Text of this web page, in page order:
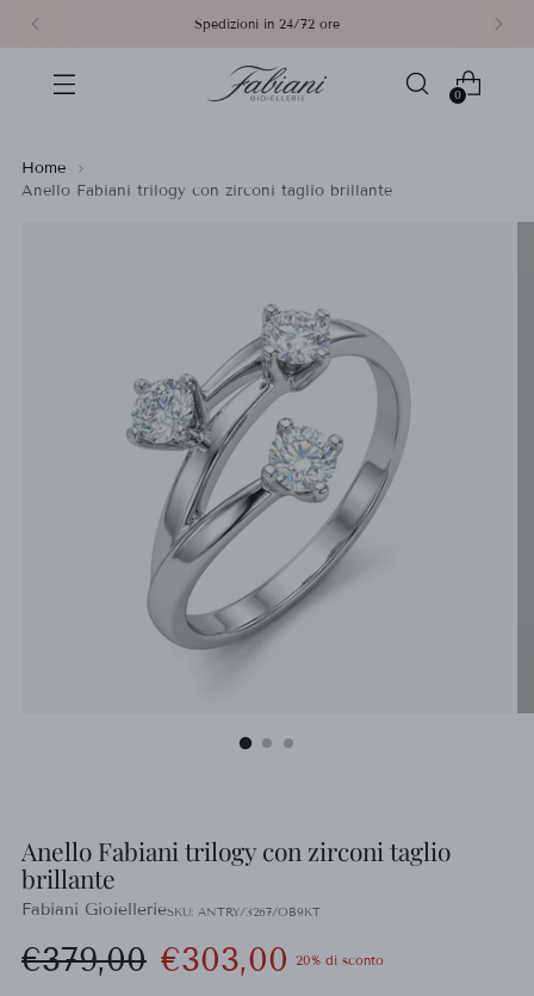
Spedizioni in 24/72 ore
0
Home
Anello Fabiani trilogy con zirconi taglio brillante
Anello Fabiani trilogy con zirconi taglio
brillante
Fabiani GioiellerieSKU: ANTRY/3267/OB9KT
Prezzo
€379,00 €303,00 20% di sconto